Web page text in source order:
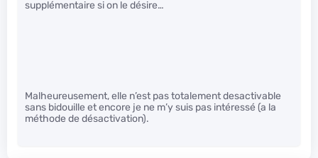
supplémentaire si on le désire…
Malheureusement, elle n’est pas totalement desactivable
sans bidouille et encore je ne m’y suis pas intéressé (a la
méthode de désactivation).